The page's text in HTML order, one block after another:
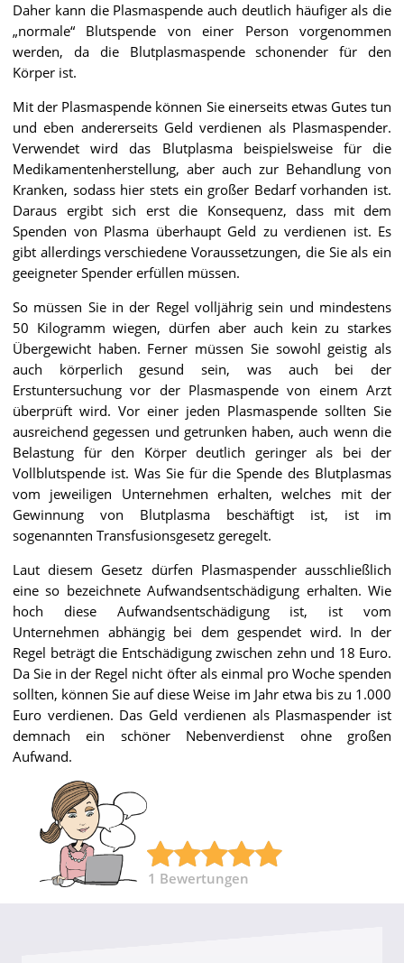
Daher kann die Plasmaspende auch deutlich häufiger als die
„normale“ Blutspende von einer Person vorgenommen
werden, da die Blutplasmaspende schonender für den
Körper ist.
Mit der Plasmaspende können Sie einerseits etwas Gutes tun
und eben andererseits Geld verdienen als Plasmaspender.
Verwendet wird das Blutplasma beispielsweise für die
Medikamentenherstellung, aber auch zur Behandlung von
Kranken, sodass hier stets ein großer Bedarf vorhanden ist.
Daraus ergibt sich erst die Konsequenz, dass mit dem
Spenden von Plasma überhaupt Geld zu verdienen ist. Es
gibt allerdings verschiedene Voraussetzungen, die Sie als ein
geeigneter Spender erfüllen müssen.
So müssen Sie in der Regel volljährig sein und mindestens
50 Kilogramm wiegen, dürfen aber auch kein zu starkes
Übergewicht haben. Ferner müssen Sie sowohl geistig als
auch körperlich gesund sein, was auch bei der
Erstuntersuchung vor der Plasmaspende von einem Arzt
überprüft wird. Vor einer jeden Plasmaspende sollten Sie
ausreichend gegessen und getrunken haben, auch wenn die
Belastung für den Körper deutlich geringer als bei der
Vollblutspende ist. Was Sie für die Spende des Blutplasmas
vom jeweiligen Unternehmen erhalten, welches mit der
Gewinnung von Blutplasma beschäftigt ist, ist im
sogenannten Transfusionsgesetz geregelt.
Laut diesem Gesetz dürfen Plasmaspender ausschließlich
eine so bezeichnete Aufwandsentschädigung erhalten. Wie
hoch diese Aufwandsentschädigung ist, ist vom
Unternehmen abhängig bei dem gespendet wird. In der
Regel beträgt die Entschädigung zwischen zehn und 18 Euro.
Da Sie in der Regel nicht öfter als einmal pro Woche spenden
sollten, können Sie auf diese Weise im Jahr etwa bis zu 1.000
Euro verdienen. Das Geld verdienen als Plasmaspender ist
demnach ein schöner Nebenverdienst ohne großen
Aufwand.
1 Bewertungen